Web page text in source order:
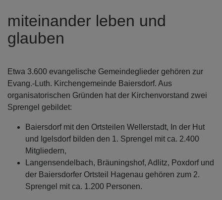
miteinander leben und
glauben
Etwa 3.600 evangelische Gemeindeglieder gehören zur
Evang.-Luth. Kirchengemeinde Baiersdorf. Aus
organisatorischen Gründen hat der Kirchenvorstand zwei
Sprengel gebildet:
Baiersdorf mit den Ortsteilen Wellerstadt, In der Hut
und Igelsdorf bilden den 1. Sprengel mit ca. 2.400
Mitgliedern,
Langensendelbach, Bräuningshof, Adlitz, Poxdorf und
der Baiersdorfer Ortsteil Hagenau gehören zum 2.
Sprengel mit ca. 1.200 Personen.